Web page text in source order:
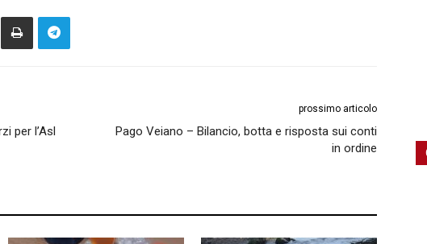
per l’Asl
prossimo articolo
Pago Veiano – Bilancio, botta e risposta sui conti
in ordine